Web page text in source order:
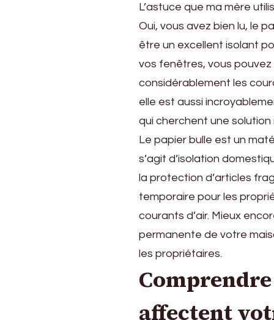
L’astuce que ma mère
Oui, vous avez bien lu, le
être un excellent isolant
vos fenêtres, vous
considérablement les
elle est aussi
qui cherchent une
Le papier bulle est un
s’agit d’isolation
la protection d’articles
temporaire pour les
courants d’air. Mieux
permanente de votre
les propriétaires.
affectent